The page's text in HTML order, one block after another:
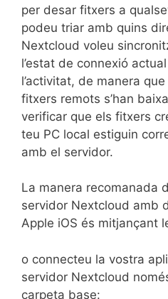
per desar fitxers a
podeu triar amb quins
Nextcloud voleu
l’estat de connexió
l’activitat, de manera
fitxers remots s’han
verificar que els fitxers
teu PC local estiguin
amb el servidor.
La manera recomanada
servidor Nextcloud amb
Apple iOS és mitjançant
o connecteu la vostra
servidor Nextcloud
carpeta base: